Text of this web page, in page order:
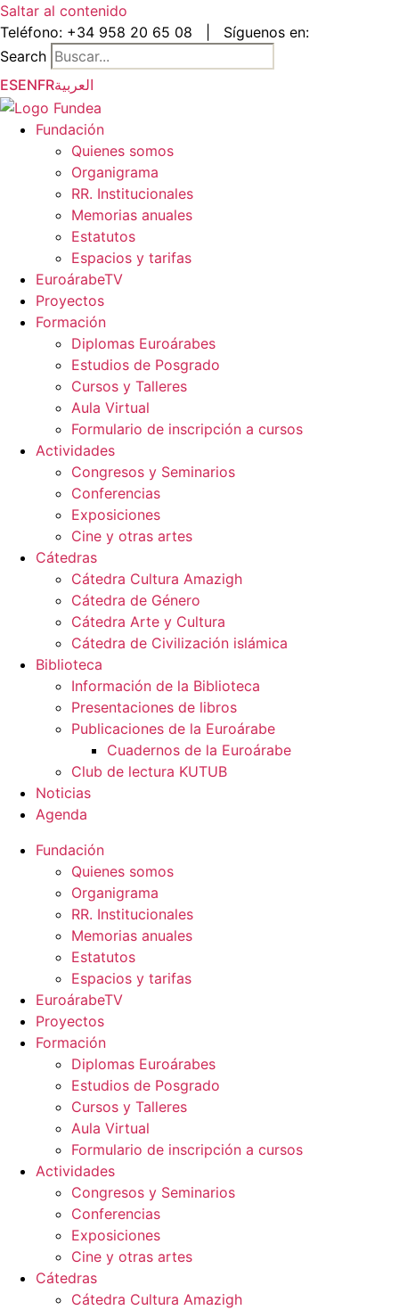
Saltar al contenido
Teléfono: +34 958 20 65 08
Síguenos en:
Search
ESENFRالعربية
Fundación
Quienes somos
Organigrama
RR. Institucionales
Memorias anuales
Estatutos
Espacios y tarifas
EuroárabeTV
Proyectos
Formación
Diplomas Euroárabes
Estudios de Posgrado
Cursos y Talleres
Aula Virtual
Formulario de inscripción a cursos
Actividades
Congresos y Seminarios
Conferencias
Exposiciones
Cine y otras artes
Cátedras
Cátedra Cultura Amazigh
Cátedra de Género
Cátedra Arte y Cultura
Cátedra de Civilización islámica
Biblioteca
Información de la Biblioteca
Presentaciones de libros
Publicaciones de la Euroárabe
Cuadernos de la Euroárabe
Club de lectura KUTUB
Noticias
Agenda
Fundación
Quienes somos
Organigrama
RR. Institucionales
Memorias anuales
Estatutos
Espacios y tarifas
EuroárabeTV
Proyectos
Formación
Diplomas Euroárabes
Estudios de Posgrado
Cursos y Talleres
Aula Virtual
Formulario de inscripción a cursos
Actividades
Congresos y Seminarios
Conferencias
Exposiciones
Cine y otras artes
Cátedras
Cátedra Cultura Amazigh